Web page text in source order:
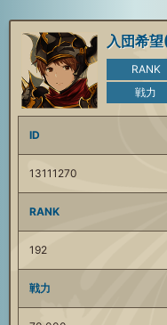
入団希
RANK
戦力
ID
13111270
RANK
192
戦力